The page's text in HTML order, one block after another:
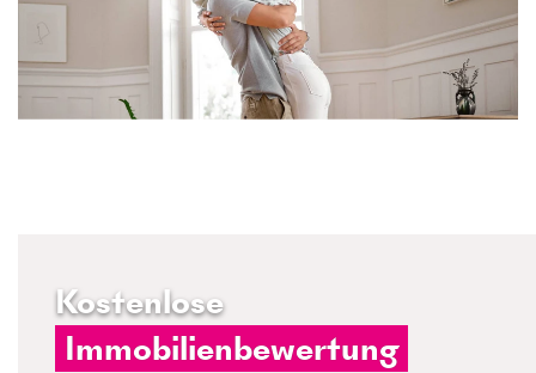
Kostenlose
Immobilienbewertung